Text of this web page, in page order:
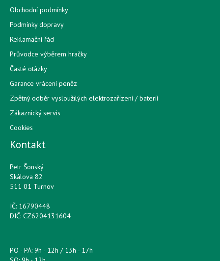
Obchodní podmínky
Podmínky dopravy
Reklamační řád
Průvodce výběrem hračky
Časté otázky
Garance vrácení peněz
Zpětný odběr vysloužilých elektrozařízení / bateríí
Zákaznický servis
Cookies
Kontakt
Petr Šonský
Skálova 82
511 01 Turnov
IČ: 16790448
DIČ: CZ6204131604
PO - PÁ: 9h - 12h / 13h - 17h